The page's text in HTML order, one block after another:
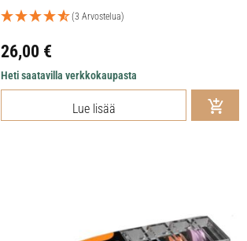
(3 Arvostelua)
26,00 €
Heti saatavilla verkkokaupasta
Lue lisää